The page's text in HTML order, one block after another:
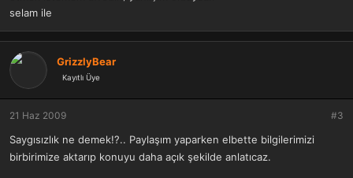
selam ile
GrizzlyBear
Kayıtlı Üye
21 Haz 2009 #3
Saygısızlık ne demek!?.. Paylaşım yaparken elbette bilgilerimizi
birbirimize aktarıp konuyu daha açık şekilde anlatıcaz.